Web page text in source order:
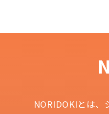
NORIDOKIとは、